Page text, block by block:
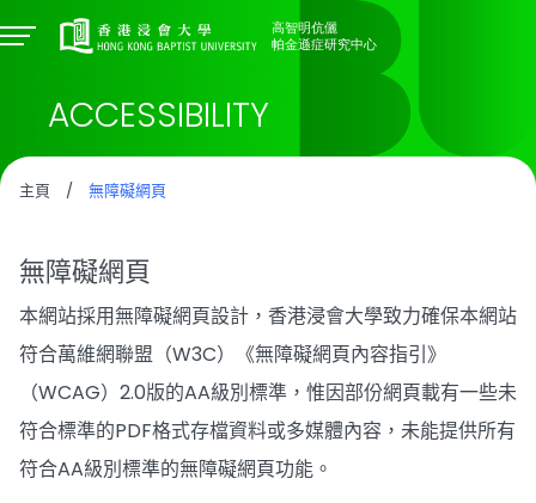
ACCESSIBILITY
主頁 / 無障礙網頁
無障礙網頁
本網站採用無障礙網頁設計，香港浸會大學致力確保本網站
符合萬維網聯盟（W3C）《無障礙網頁內容指引》
（WCAG）2.0版的AA級別標準，惟因部份網頁載有一些未
符合標準的PDF格式存檔資料或多媒體內容，未能提供所有
符合AA級別標準的無障礙網頁功能。